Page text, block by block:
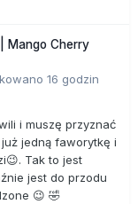
Mango Cherry
16 godzin
i muszę przyznać
jedną faworytkę i
Tak to jest
jest do przodu
😉 🤣